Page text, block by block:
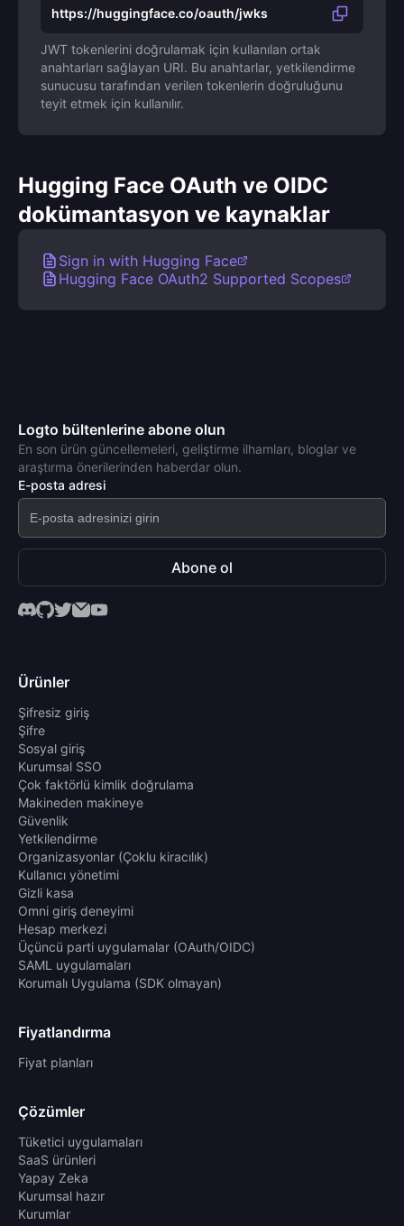
https://huggingface.co/oauth/jwks
JWT tokenlerini doğrulamak için kullanılan ortak
anahtarları sağlayan URI. Bu anahtarlar, yetkilendirme
sunucusu tarafından verilen tokenlerin doğruluğunu
teyit etmek için kullanılır.
Hugging Face OAuth ve OIDC
dokümantasyon ve kaynaklar
Sign in with Hugging Face
Hugging Face OAuth2 Supported Scopes
Logto bültenlerine abone olun
En son ürün güncellemeleri, geliştirme ilhamları, bloglar ve
araştırma önerilerinden haberdar olun.
E-posta adresi
Abone ol
Ürünler
Şifresiz giriş
Şifre
Sosyal giriş
Kurumsal SSO
Çok faktörlü kimlik doğrulama
Makineden makineye
Güvenlik
Yetkilendirme
Organizasyonlar (Çoklu kiracılık)
Kullanıcı yönetimi
Gizli kasa
Omni giriş deneyimi
Hesap merkezi
Üçüncü parti uygulamalar (OAuth/OIDC)
SAML uygulamaları
Korumalı Uygulama (SDK olmayan)
Fiyatlandırma
Fiyat planları
Çözümler
Tüketici uygulamaları
SaaS ürünleri
Yapay Zeka
Kurumsal hazır
Kurumlar